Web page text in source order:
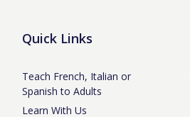
Quick Links
Teach French, Italian or
Spanish to Adults
Learn With Us